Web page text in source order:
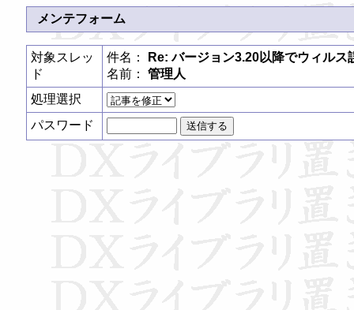
メンテフォーム
対象スレッ
ド
件名：
Re: バージョン3.20以降でウィルス
名前： 管理人
処理選択
パスワード